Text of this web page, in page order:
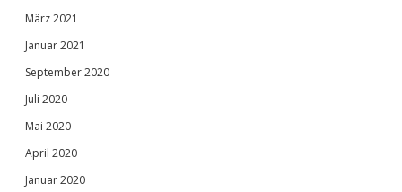
März 2021
Januar 2021
September 2020
Juli 2020
Mai 2020
April 2020
Januar 2020